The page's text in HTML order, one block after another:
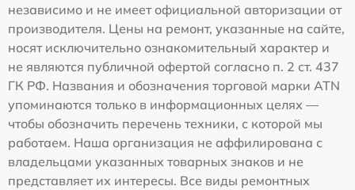
независимо и не имеет официальной авторизации от
производителя. Цены на ремонт, указанные на сайте,
носят исключительно ознакомительный характер и
не являются публичной офертой согласно п. 2 ст. 437
ГК РФ. Названия и обозначения торговой марки ATN
упоминаются только в информационных целях —
чтобы обозначить перечень техники, с которой мы
работаем. Наша организация не аффилирована с
владельцами указанных товарных знаков и не
представляет их интересы. Все виды ремонтных